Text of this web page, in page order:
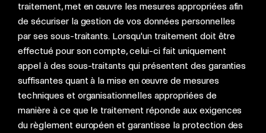
traitement, met en œuvre les mesures appropriées afin
de sécuriser la gestion de vos données personnelles
par ses sous-traitants. Lorsqu'un traitement doit être
effectué pour son compte, celui-ci fait uniquement
appel à des sous-traitants qui présentent des garanties
suffisantes quant à la mise en œuvre de mesures
techniques et organisationnelles appropriées de
manière à ce que le traitement réponde aux exigences
du règlement européen et garantisse la protection des